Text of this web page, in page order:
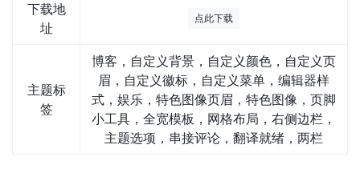
下载地
址
点此下载
主题标
签
博客，自定义背景，自定义颜色，自定义页
眉，自定义徽标，自定义菜单，编辑器样
式，娱乐，特色图像页眉，特色图像，页脚
小工具，全宽模板，网格布局，右侧边栏，
主题选项，串接评论，翻译就绪，两栏